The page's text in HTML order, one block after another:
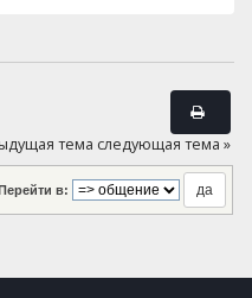
тема следующая тема »
в: